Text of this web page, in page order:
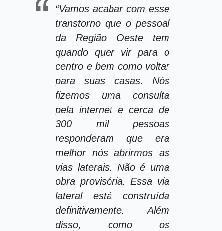
“Vamos acabar com esse
transtorno que o pessoal
da Região Oeste tem
quando quer vir para o
centro e bem como voltar
para suas casas. Nós
fizemos uma consulta
pela internet e cerca de
300 mil pessoas
responderam que era
melhor nós abrirmos as
vias laterais. Não é uma
obra provisória. Essa via
lateral está construída
definitivamente. Além
disso, como os